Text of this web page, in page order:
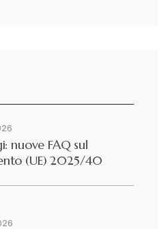
nuove FAQ sul
(UE) 2025/40